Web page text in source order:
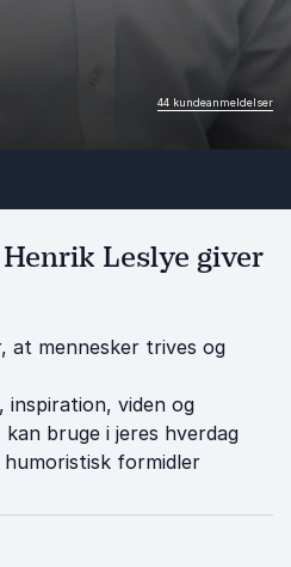
44 kundeanmeldelser
Leslye giver
at mennesker trives og
inspiration, viden og
bruge i jeres hverdag
humoristisk formidler